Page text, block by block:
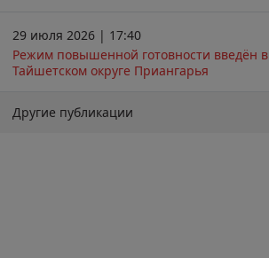
29 июля 2026 | 17:40
Режим повышенной готовности введён в
Тайшетском округе Приангарья
Другие публикации